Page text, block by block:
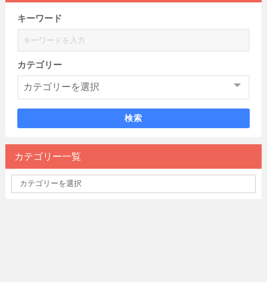
キーワード
カテゴリー
検索
カテゴリー一覧